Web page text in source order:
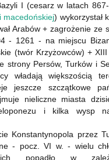
I (cesarz w latach
macedońskiej) wykorzystał
Arabów + zagrożenie ze
- 1261 - na miejscu
(twór Krzyżowców) +
strony Persów, Turków i
władają większością
jeszcze szczątkowe
nieliczne miasta
i kilka wysp
Konstantynopola przez
- pocz. VI w. - wielu
popadło w